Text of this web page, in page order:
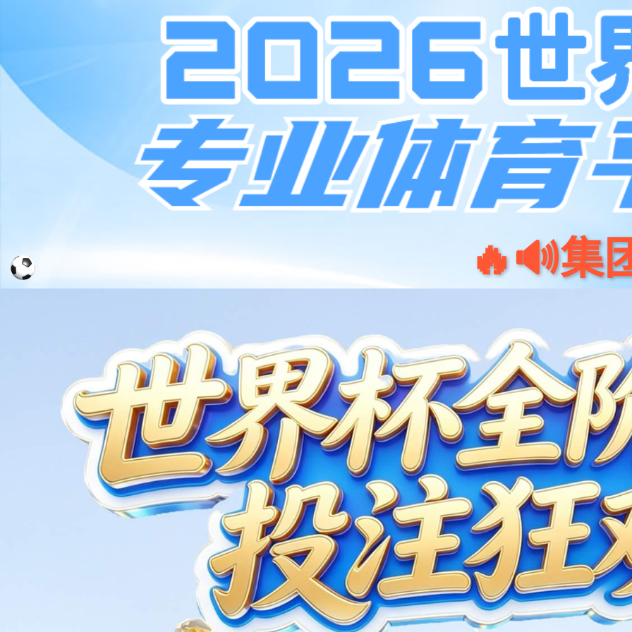
首页 关于我们 新闻中心 产品 服务 生态合作 行业应用 认证培训 联系我们
公司通联
联系电话
400-775-8258
地址
广州市白云区上下九街4号数码科技广场
邮箱
www@
今年会jinnianhui金字招牌数码集团 DCN